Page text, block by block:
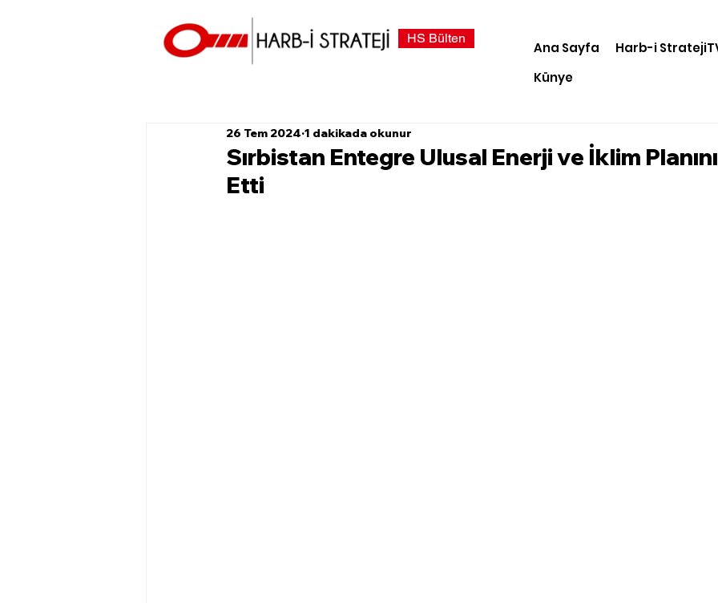
HS Bülten
Ana Sayfa Harb-i
Künye
Sırbistan Entegre Ulusal Enerji ve İklim
Etti
26 Tem 2024 1 dakikada okunur